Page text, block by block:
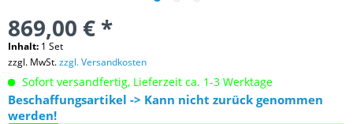
869,00 € *
Inhalt: 1 Set
zzgl. MwSt.zzgl. Versandkosten
Sofort versandfertig, Lieferzeit ca. 1-3 Werktage
Beschaffungsartikel -> Kann nicht zurück genommen
werden!